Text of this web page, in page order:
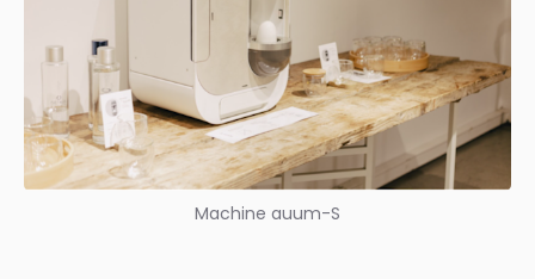
Machine auum-S